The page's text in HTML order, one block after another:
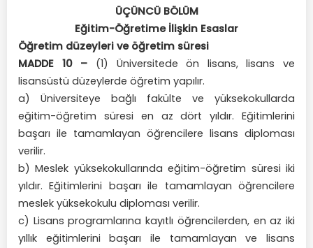
ÜÇÜNCÜ BÖLÜM
Eğitim-Öğretime İlişkin Esaslar
Öğretim düzeyleri ve öğretim süresi
MADDE 10 – (1) Üniversitede ön lisans, lisans ve
lisansüstü düzeylerde öğretim yapılır.
a) Üniversiteye bağlı fakülte ve yüksekokullarda
eğitim-öğretim süresi en az dört yıldır. Eğitimlerini
başarı ile tamamlayan öğrencilere lisans diploması
verilir.
b) Meslek yüksekokullarında eğitim-öğretim süresi iki
yıldır. Eğitimlerini başarı ile tamamlayan öğrencilere
meslek yüksekokulu diploması verilir.
c) Lisans programlarına kayıtlı öğrencilerden, en az iki
yıllık eğitimlerini başarı ile tamamlayan ve lisans